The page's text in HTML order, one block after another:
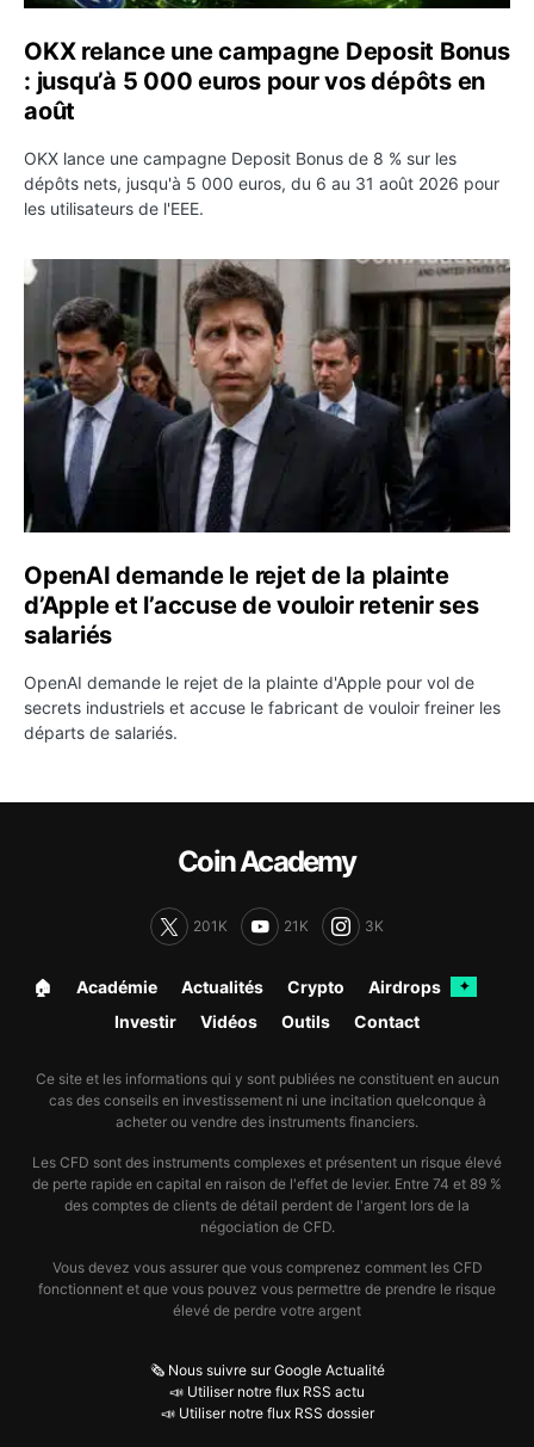
OKX relance une campagne Deposit Bonus
: jusqu’à 5 000 euros pour vos dépôts en
août
OKX lance une campagne Deposit Bonus de 8 % sur les
dépôts nets, jusqu'à 5 000 euros, du 6 au 31 août 2026 pour
les utilisateurs de l'EEE.
OpenAI demande le rejet de la plainte d’Apple et
OpenAI demande le rejet de la plainte
d’Apple et l’accuse de vouloir retenir ses
salariés
OpenAI demande le rejet de la plainte d'Apple pour vol de
secrets industriels et accuse le fabricant de vouloir freiner les
départs de salariés.
Coin Academy
201K 21K 3K
🏠︎ Académie Actualités Crypto Airdrops ✦
Investir Vidéos Outils Contact
Ce site et les informations qui y sont publiées ne constituent en aucun
cas des conseils en investissement ni une incitation quelconque à
acheter ou vendre des instruments financiers.
Les CFD sont des instruments complexes et présentent un risque élevé
de perte rapide en capital en raison de l'effet de levier. Entre 74 et 89 %
des comptes de clients de détail perdent de l'argent lors de la
négociation de CFD.
Vous devez vous assurer que vous comprenez comment les CFD
fonctionnent et que vous pouvez vous permettre de prendre le risque
élevé de perdre votre argent
🗞️ Nous suivre sur Google Actualité
📣 Utiliser notre flux RSS actu
📣 Utiliser notre flux RSS dossier